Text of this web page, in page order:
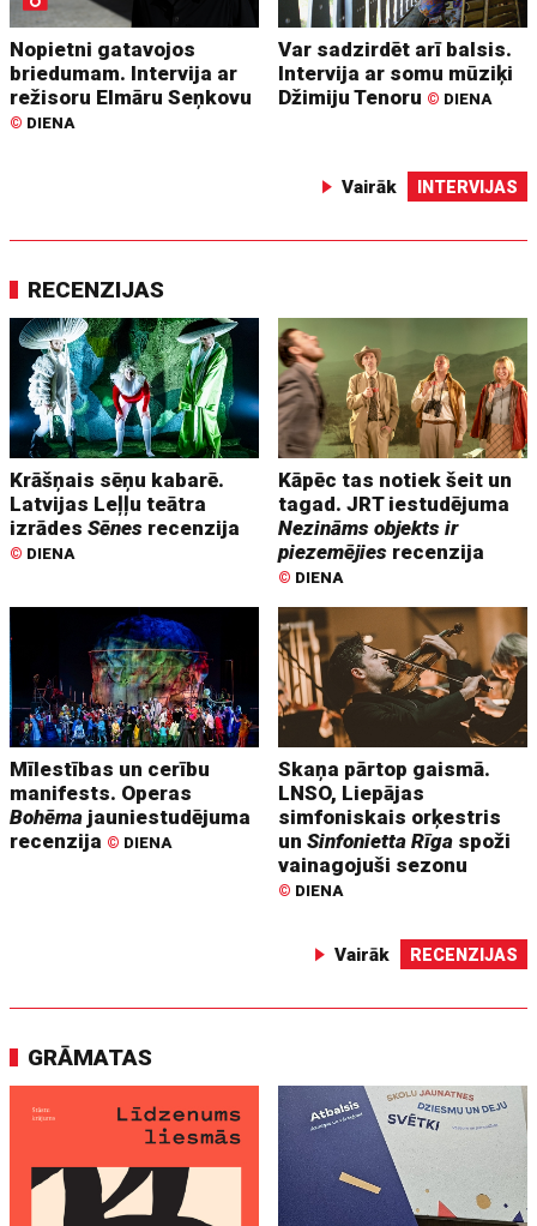
Nopietni gatavojos
briedumam. Intervija ar
režisoru Elmāru Seņkovu
© DIENA
Var sadzirdēt arī balsis.
Intervija ar somu mūziķi
Džimiju Tenoru © DIENA
Vairāk INTERVIJAS
RECENZIJAS
Krāšņais sēņu kabarē.
Latvijas Leļļu teātra
izrādesSēnes recenzija
© DIENA
Kāpēc tas notiek šeit un
tagad. JRT iestudējuma
Nezināms objekts ir
piezemējies recenzija
© DIENA
Mīlestības un cerību
manifests. Operas
Bohēma jauniestudējuma
recenzija © DIENA
Skaņa pārtop gaismā.
LNSO, Liepājas
simfoniskais orķestris
unSinfonietta Rīga spoži
vainagojuši sezonu
© DIENA
Vairāk RECENZIJAS
GRĀMATAS